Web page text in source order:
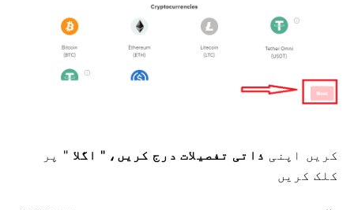
کریں اپنی ذاتی تفصیلات درج کریں، " اگلا " پر
کلک کریں